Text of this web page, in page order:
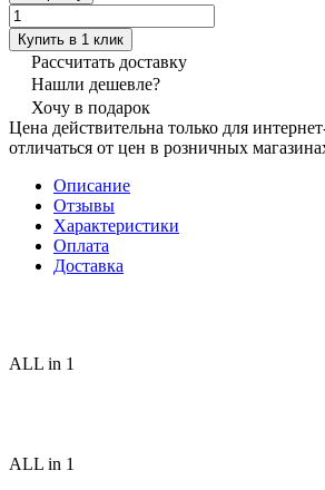
Купить в 1 клик
Рассчитать доставку
Нашли дешевле?
Хочу в подарок
Цена действительна только для
отличаться от цен в розничных
Описание
Отзывы
Характеристики
Оплата
Доставка
ALL in 1
ALL in 1